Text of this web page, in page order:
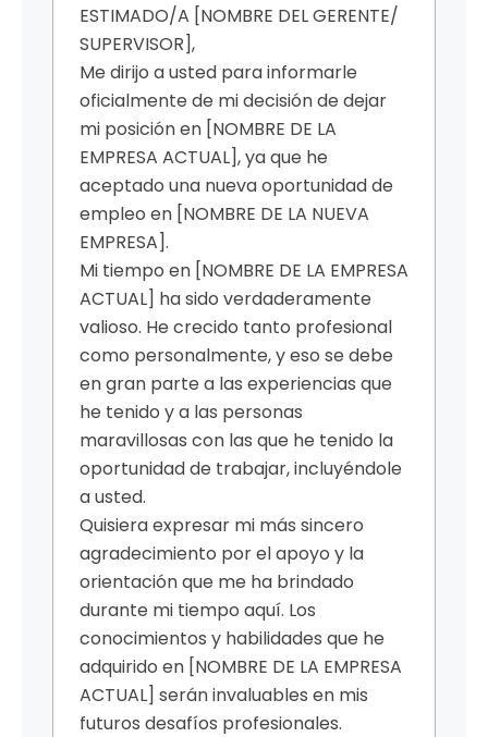
ESTIMADO/A [NOMBRE DEL GERENTE/
SUPERVISOR],
Me dirijo a usted para informarle
oficialmente de mi decisión de dejar
mi posición en [NOMBRE DE LA
EMPRESA ACTUAL], ya que he
aceptado una nueva oportunidad de
empleo en [NOMBRE DE LA NUEVA
EMPRESA].
Mi tiempo en [NOMBRE DE LA EMPRESA
ACTUAL] ha sido verdaderamente
valioso. He crecido tanto profesional
como personalmente, y eso se debe
en gran parte a las experiencias que
he tenido y a las personas
maravillosas con las que he tenido la
oportunidad de trabajar, incluyéndole
a usted.
Quisiera expresar mi más sincero
agradecimiento por el apoyo y la
orientación que me ha brindado
durante mi tiempo aquí. Los
conocimientos y habilidades que he
adquirido en [NOMBRE DE LA EMPRESA
ACTUAL] serán invaluables en mis
futuros desafíos profesionales.